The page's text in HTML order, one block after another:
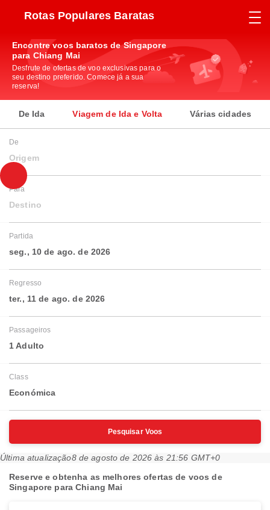
Rotas Populares Baratas
Encontre voos baratos de Singapore
para Chiang Mai
Desfrute de ofertas de voo exclusivas para o
seu destino preferido. Comece já a sua
reserva!
De Ida Viagem de Ida e Volta Várias cidades
De
Origem
Para
Destino
Partida
seg., 10 de ago. de 2026
Regresso
ter., 11 de ago. de 2026
Passageiros
1 Adulto
Class
Económica
Pesquisar Voos
Última atualização8 de agosto de 2026 às 21:56 GMT+0
Reserve e obtenha as melhores ofertas de voos de
Singapore para Chiang Mai